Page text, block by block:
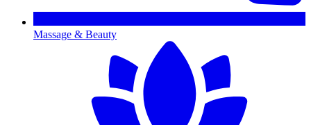
Massage & Beauty